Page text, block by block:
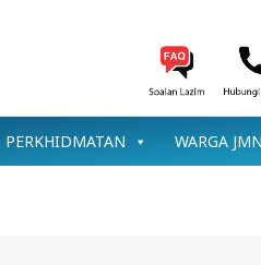
PERKHIDMATAN WARGA